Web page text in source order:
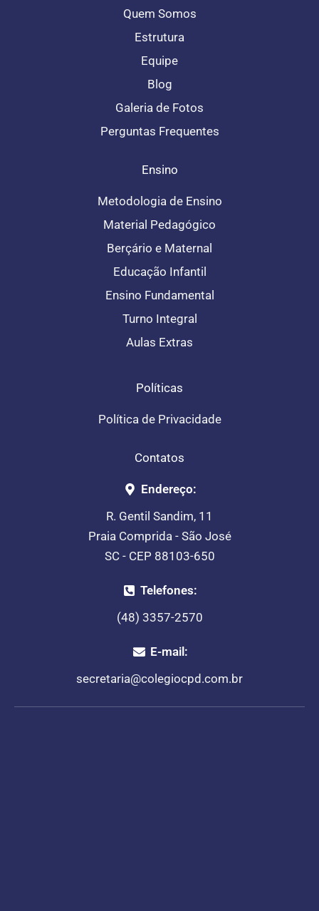
Quem Somos
Estrutura
Equipe
Blog
Galeria de Fotos
Perguntas Frequentes
Ensino
Metodologia de Ensino
Material Pedagógico
Berçário e Maternal
Educação Infantil
Ensino Fundamental
Turno Integral
Aulas Extras
Políticas
Política de Privacidade
Contatos
Endereço:
R. Gentil Sandim, 11
Praia Comprida - São José
SC - CEP 88103-650
Telefones:
(48) 3357-2570
E-mail:
secretaria@colegiocpd.com.br